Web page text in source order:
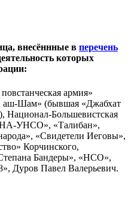
внесённные в перечень
которых
армия»
Шам» (бывшая «Джабхат
Национал-Большевистская
УНСО», «Талибан»,
«Свидетели Иеговы»,
Корчинского,
Бандеры», «НСО»,
Дуров Павел Валерьевич.